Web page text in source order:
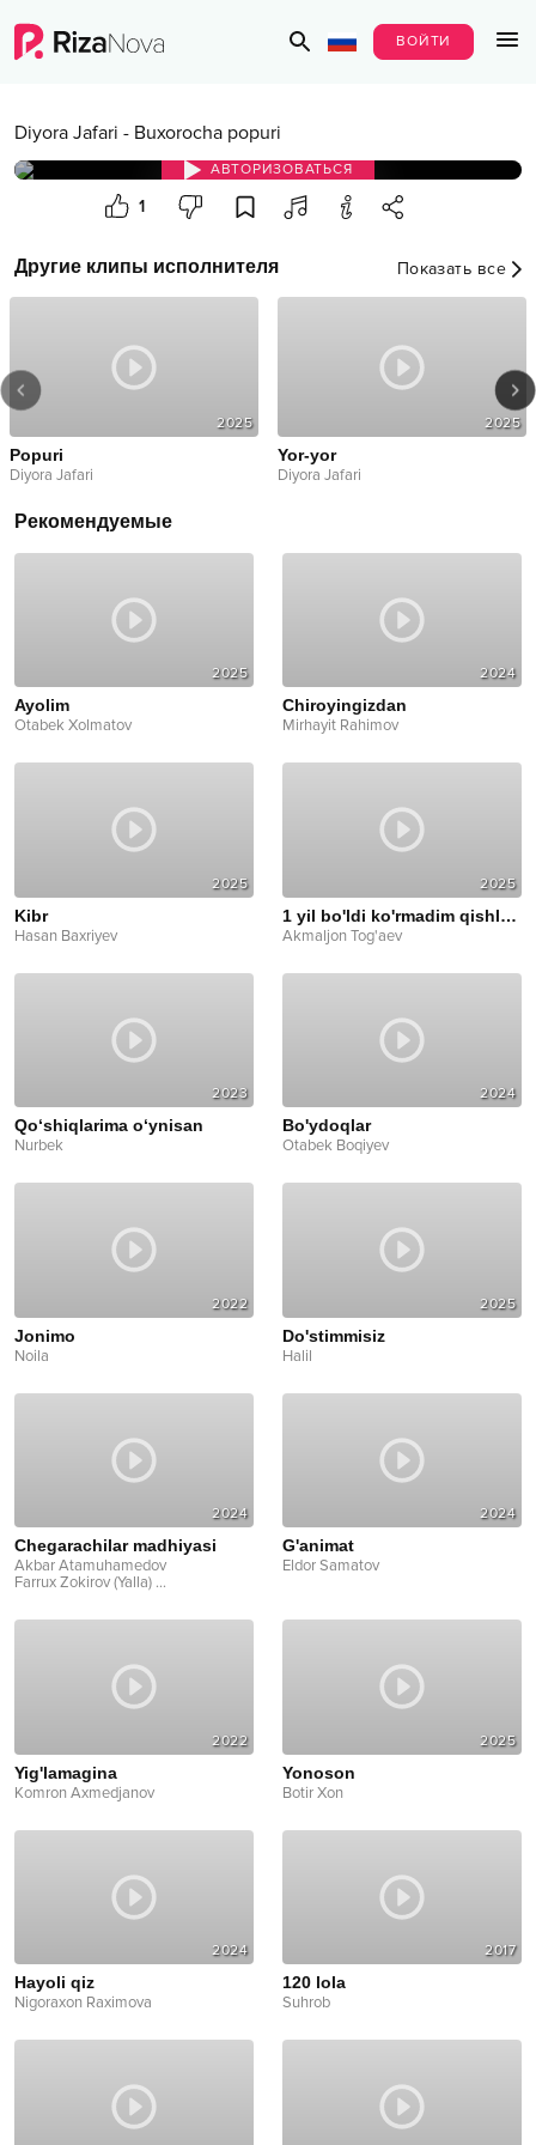
ВОЙТИ
Diyora Jafari - Buxorocha popuri
АВТОРИЗОВАТЬСЯ
1
Другие клипы исполнителя Показать все
2025
Popuri
Diyora Jafari
2025
Yor-yor
Diyora Jafari
Рекомендуемые
2025
Ayolim
Otabek Xolmatov
2024
Chiroyingizdan
Mirhayit Rahimov
2025
Kibr
Hasan Baxriyev
2025
1 yil bo'ldi ko'rmadim qishloqni
Akmaljon Tog'aev
2023
Qo‘shiqlarima o‘ynisan
Nurbek
2024
Bo'ydoqlar
Otabek Boqiyev
2022
Jonimo
Noila
2025
Do'stimmisiz
Halil
2024
Chegarachilar madhiyasi
Akbar Atamuhamedov
Farrux Zokirov (Yalla) ...
2024
G'animat
Eldor Samatov
2022
Yig'lamagina
Komron Axmedjanov
2025
Yonoson
Botir Xon
2024
Hayoli qiz
Nigoraxon Raximova
2017
120 lola
Suhrob